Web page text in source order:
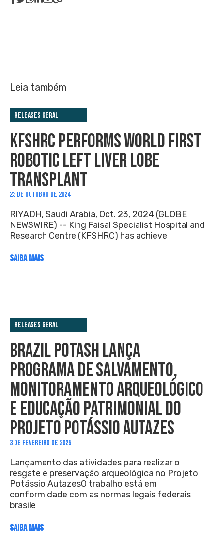
Leia também
Releases Geral
KFSHRC PERFORMS WORLD FIRST
ROBOTIC LEFT LIVER LOBE
TRANSPLANT
23 DE OUTUBRO DE 2024
RIYADH, Saudi Arabia, Oct. 23, 2024 (GLOBE
NEWSWIRE) -- King Faisal Specialist Hospital and
Research Centre (KFSHRC) has achieve
SAIBA MAIS
Releases Geral
BRAZIL POTASH LANÇA
PROGRAMA DE SALVAMENTO,
MONITORAMENTO ARQUEOLÓGICO
E EDUCAÇÃO PATRIMONIAL DO
PROJETO POTÁSSIO AUTAZES
3 DE FEVEREIRO DE 2025
Lançamento das atividades para realizar o
resgate e preservação arqueológica no Projeto
Potássio AutazesO trabalho está em
conformidade com as normas legais federais
brasile
SAIBA MAIS